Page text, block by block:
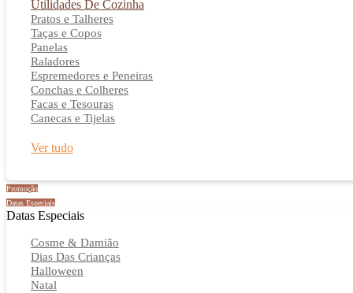
Utilidades De Cozinha
Pratos e Talheres
Taças e Copos
Panelas
Raladores
Espremedores e Peneiras
Conchas e Colheres
Facas e Tesouras
Canecas e Tijelas
Ver tudo
Promoção
Datas Especiais
Datas Especiais
Cosme & Damião
Dias Das Crianças
Halloween
Natal